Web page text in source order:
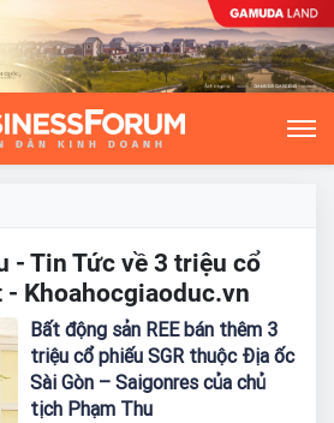
- Tin Tức về 3 triệu cổ
Khoahocgiaoduc.vn
Bất động sản REE bán thêm 3
triệu cổ phiếu SGR thuộc Địa ốc
Sài Gòn – Saigonres của chủ
tịch Phạm Thu